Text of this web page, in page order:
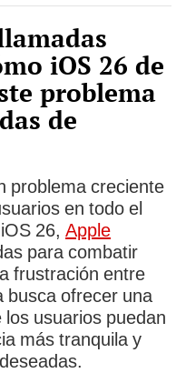
iOS 26 de
problema
de
problema creciente
en todo el
26, Apple
para combatir
frustración entre
busca ofrecer una
usuarios puedan
más tranquila y